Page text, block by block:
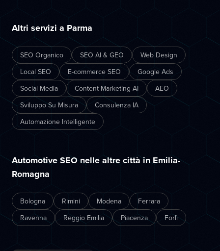
Altri servizi a Parma
SEO Organico SEO AI & GEO
Web Design
Local SEO
E-commerce SEO
Google Ads
Social Media
Content Marketing AI
AEO
Sviluppo Su Misura
Consulenza IA
Automazione Intelligente
Automotive SEO nelle altre città in Emilia-
Romagna
Bologna Rimini Modena
Ferrara
Ravenna
Reggio Emilia Piacenza Forlì